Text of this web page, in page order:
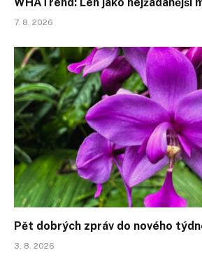
7. 8. 2026
Pět dobrých zpráv do nového
3. 8. 2026